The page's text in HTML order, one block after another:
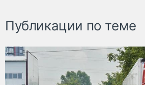
Публикации по теме